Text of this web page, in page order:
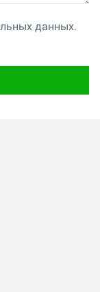
данных.